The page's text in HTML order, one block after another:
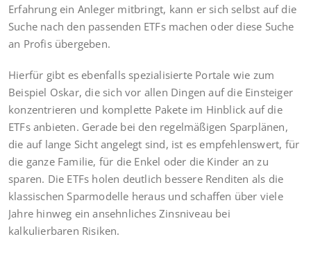
Erfahrung ein Anleger mitbringt, kann er sich selbst auf die
Suche nach den passenden ETFs machen oder diese Suche
an Profis übergeben.
Hierfür gibt es ebenfalls spezialisierte Portale wie zum
Beispiel Oskar, die sich vor allen Dingen auf die Einsteiger
konzentrieren und komplette Pakete im Hinblick auf die
ETFs anbieten. Gerade bei den regelmäßigen Sparplänen,
die auf lange Sicht angelegt sind, ist es empfehlenswert, für
die ganze Familie, für die Enkel oder die Kinder an zu
sparen. Die ETFs holen deutlich bessere Renditen als die
klassischen Sparmodelle heraus und schaffen über viele
Jahre hinweg ein ansehnliches Zinsniveau bei
kalkulierbaren Risiken.